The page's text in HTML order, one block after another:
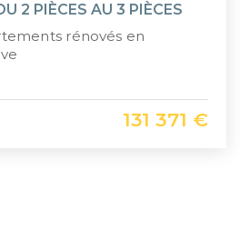
2 PIÈCES AU 3 PIÈCES
rénovés en
131 371 €